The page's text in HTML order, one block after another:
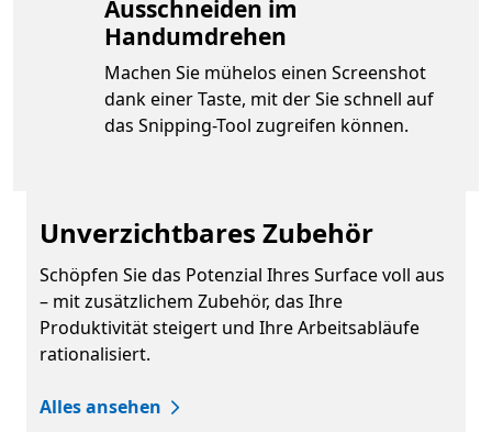
Ausschneiden im
Handumdrehen
Machen Sie mühelos einen Screenshot
dank einer Taste, mit der Sie schnell auf
das Snipping-Tool zugreifen können.
Unverzichtbares Zubehör
Schöpfen Sie das Potenzial Ihres Surface voll aus
– mit zusätzlichem Zubehör, das Ihre
Produktivität steigert und Ihre Arbeitsabläufe
rationalisiert.
Alles ansehen